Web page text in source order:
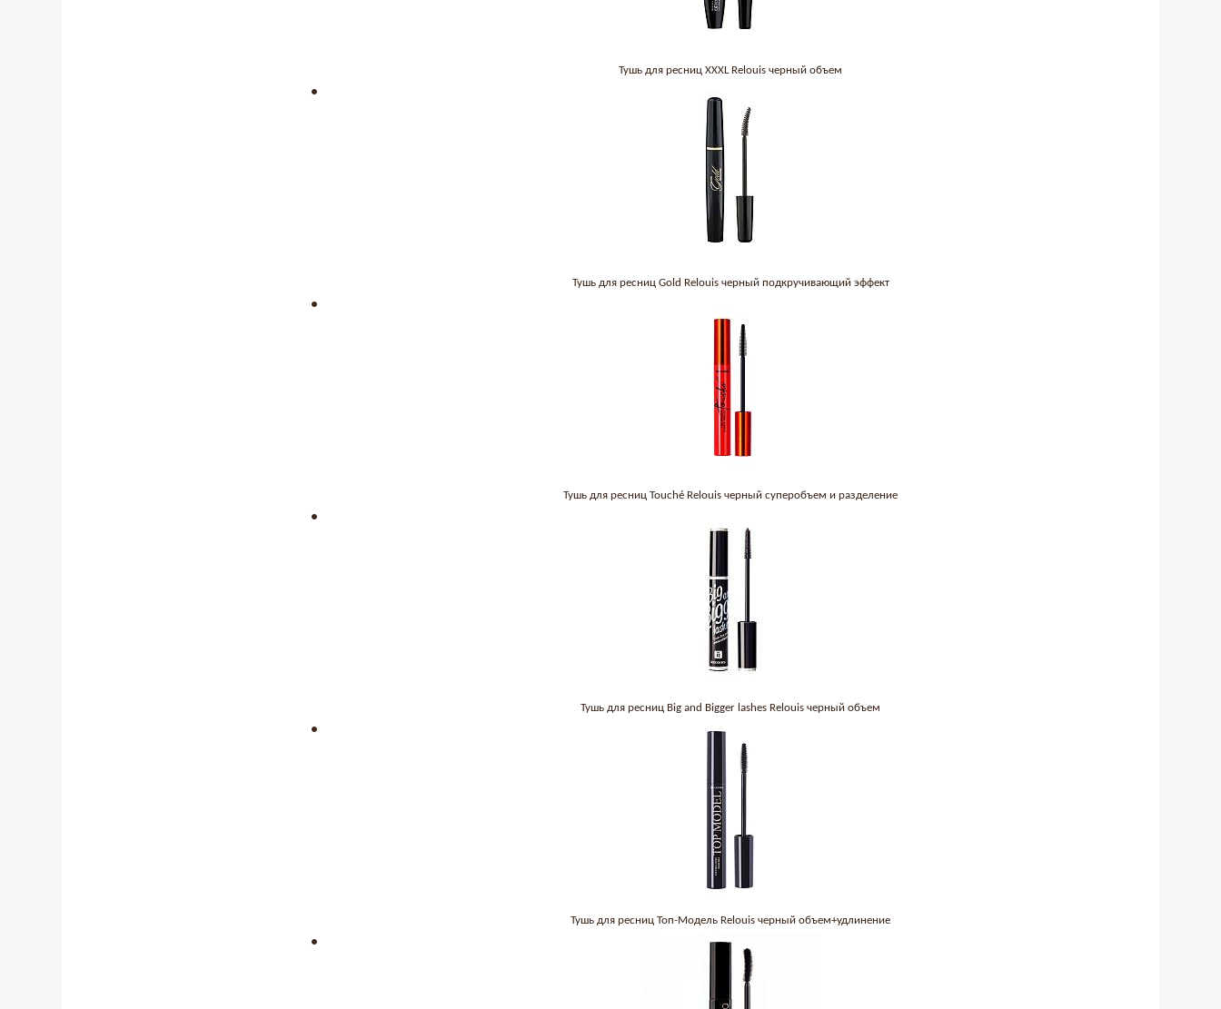
Тушь для ресниц XXXL Relouis черный объем
Тушь для ресниц Gold Relouis черный подкручивающий эффект
Тушь для ресниц Touché Relouis черный суперобъем и разделение
Тушь для ресниц Big and Bigger lashes Relouis черный объем
Тушь для ресниц Топ-Модель Relouis черный объем+удлинение